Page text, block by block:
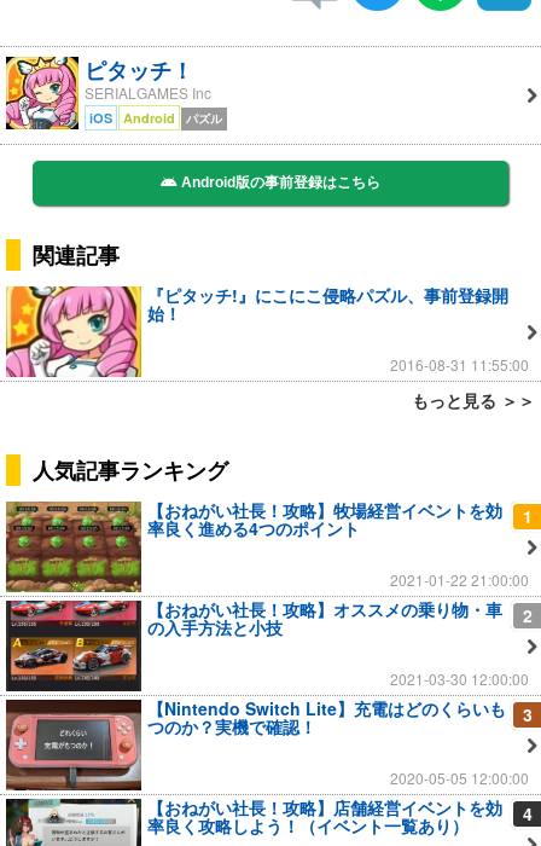
ピタッチ！
SERIALGAMES Inc
iOS Android パズル
Android版の事前登録はこちら
関連記事
『ピタッチ!』にこにこ侵略パズル、事前登録開
始！
2016-08-31 11:55:00
もっと見る ＞＞
人気記事ランキング
1
【おねがい社長！攻略】牧場経営イベントを効
率良く進める4つのポイント
2021-01-22 21:00:00
2
【おねがい社長！攻略】オススメの乗り物・車
の入手方法と小技
2021-03-30 12:00:00
3
【Nintendo Switch Lite】充電はどのくらいも
つのか？実機で確認！
2020-05-05 12:00:00
4
【おねがい社長！攻略】店舗経営イベントを効
率良く攻略しよう！（イベント一覧あり）